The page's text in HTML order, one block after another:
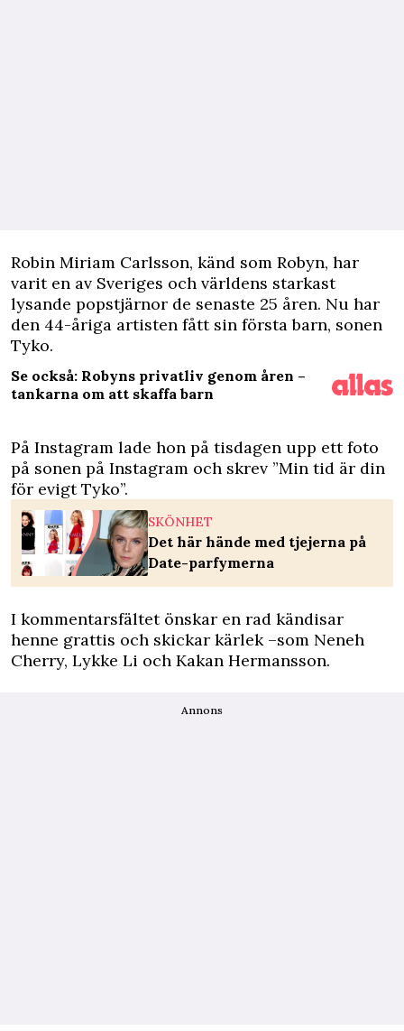
Robin Miriam Carlsson, känd som Robyn, har
varit en av Sveriges och världens starkast
lysande popstjärnor de senaste 25 åren. Nu har
den 44-åriga artisten fått sin första barn, sonen
Tyko.
Se också: Robyns privatliv genom åren –
tankarna om att skaffa barn
På Instagram lade hon på tisdagen upp ett foto
på sonen på Instagram och skrev ”Min tid är din
för evigt Tyko”.
SKÖNHET
Det här hände med tjejerna på
Date-parfymerna
I kommentarsfältet önskar en rad kändisar
henne grattis och skickar kärlek –som Neneh
Cherry, Lykke Li och Kakan Hermansson.
Annons